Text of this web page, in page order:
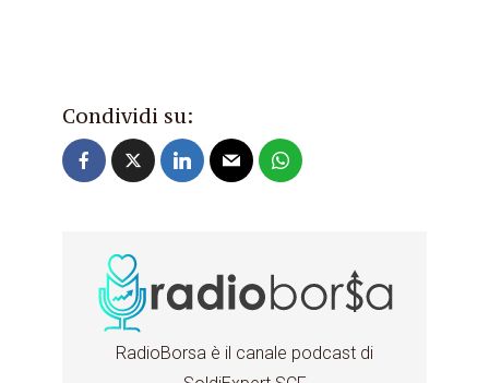
Condividi su:
RadioBorsa è il canale podcast di